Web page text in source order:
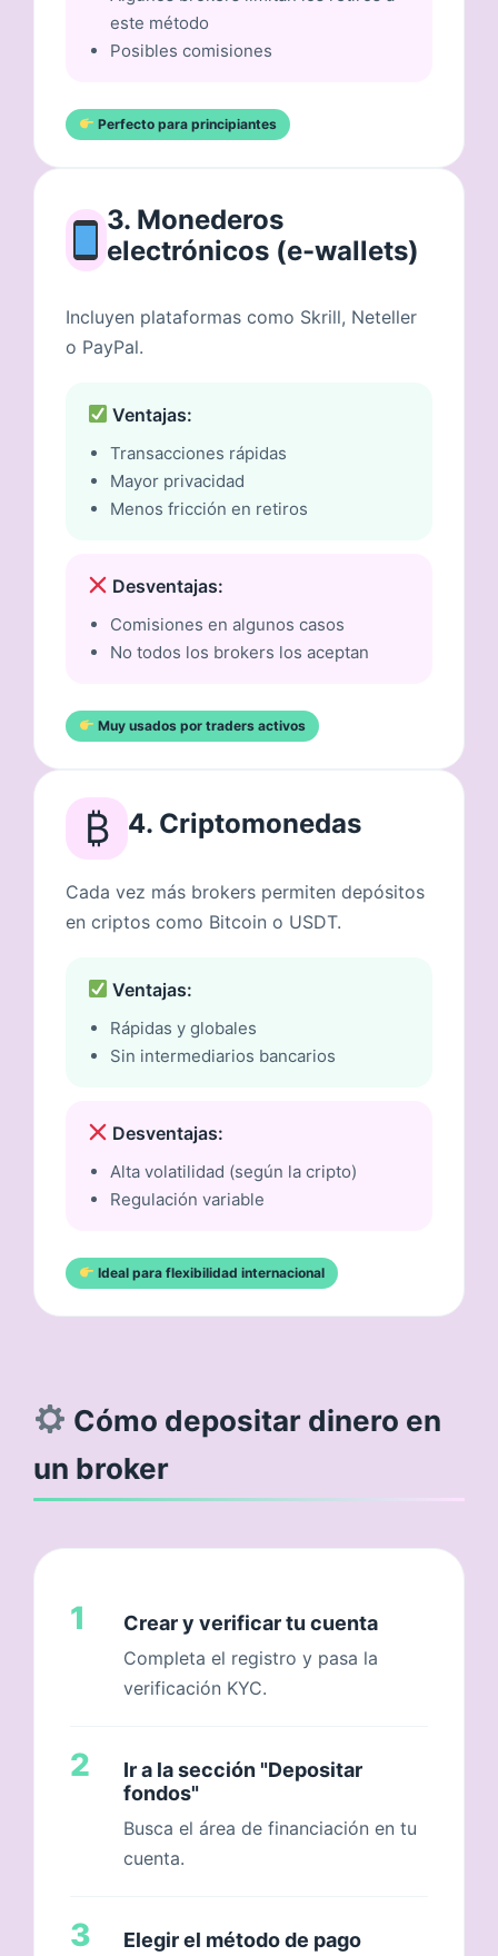
este método
Posibles comisiones
Perfecto para principiantes
3. Monederos
electrónicos (e-wallets)
Incluyen plataformas como Skrill, Neteller
o PayPal.
Ventajas:
Transacciones rápidas
Mayor privacidad
Menos fricción en retiros
Desventajas:
Comisiones en algunos casos
No todos los brokers los aceptan
Muy usados por traders activos
₿ 4. Criptomonedas
Cada vez más brokers permiten depósitos
en criptos como Bitcoin o USDT.
Ventajas:
Rápidas y globales
Sin intermediarios bancarios
Desventajas:
Alta volatilidad (según la cripto)
Regulación variable
Ideal para flexibilidad internacional
Cómo depositar dinero en
un broker
1 Crear y verificar tu cuenta
Completa el registro y pasa la
verificación KYC.
2
Ir a la sección "Depositar
fondos"
Busca el área de financiación en tu
cuenta.
3 Elegir el método de pago